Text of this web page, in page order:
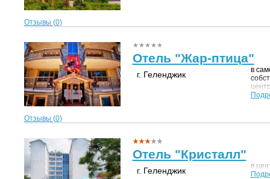
Отзывы (0)
Отзывы (0)
Отель "Жар-птица"
г. Геленджик
в
Отель "Кристалл"
г. Геленджик
в